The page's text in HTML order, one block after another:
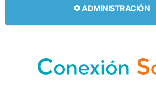
ADMINISTRACIÓN